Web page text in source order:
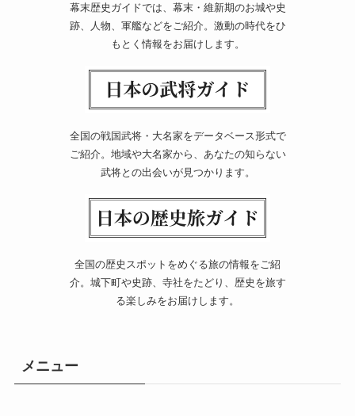
幕末歴史ガイドでは、幕末・維新期のお城や史
跡、人物、軍艦などをご紹介。激動の時代をひ
もとく情報をお届けします。
全国の戦国武将・大名家をデータベース形式で
ご紹介。地域や大名家から、あなたの知らない
武将との出会いが見つかります。
全国の歴史スポットをめぐる旅の情報をご紹
介。城下町や史跡、寺社をたどり、歴史を旅す
る楽しみをお届けします。
メニュー